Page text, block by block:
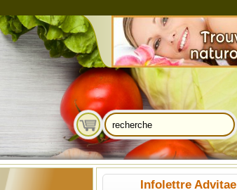
Infolettre Advitae